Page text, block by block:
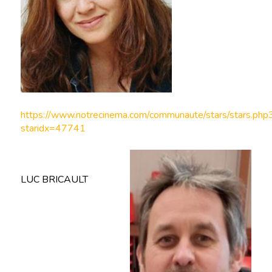
https://www.notrecinema.com/communaute/stars/
staridx=47741
LUC BRICAULT